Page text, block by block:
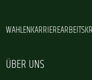
WAHLENKARRIERE
ÜBER UNS